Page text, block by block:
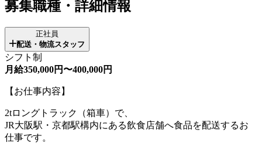
募集職種・詳細情報
正社員
配送・物流スタッフ
シフト制
月給350,000円〜400,000円
【お仕事内容】
2tロングトラック（箱車）で、
JR大阪駅・京都駅構内にある飲食店舗へ食品を配送するお
仕事です。